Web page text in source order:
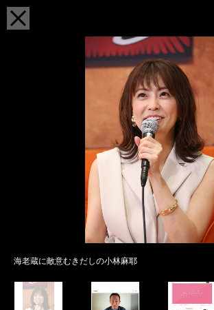
海老蔵に敵意むきだしの小林麻耶